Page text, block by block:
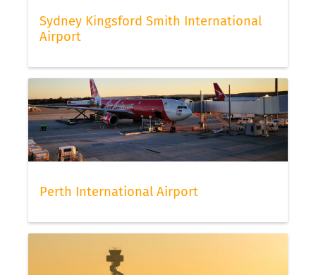
Sydney Kingsford Smith International
Airport
Perth International Airport